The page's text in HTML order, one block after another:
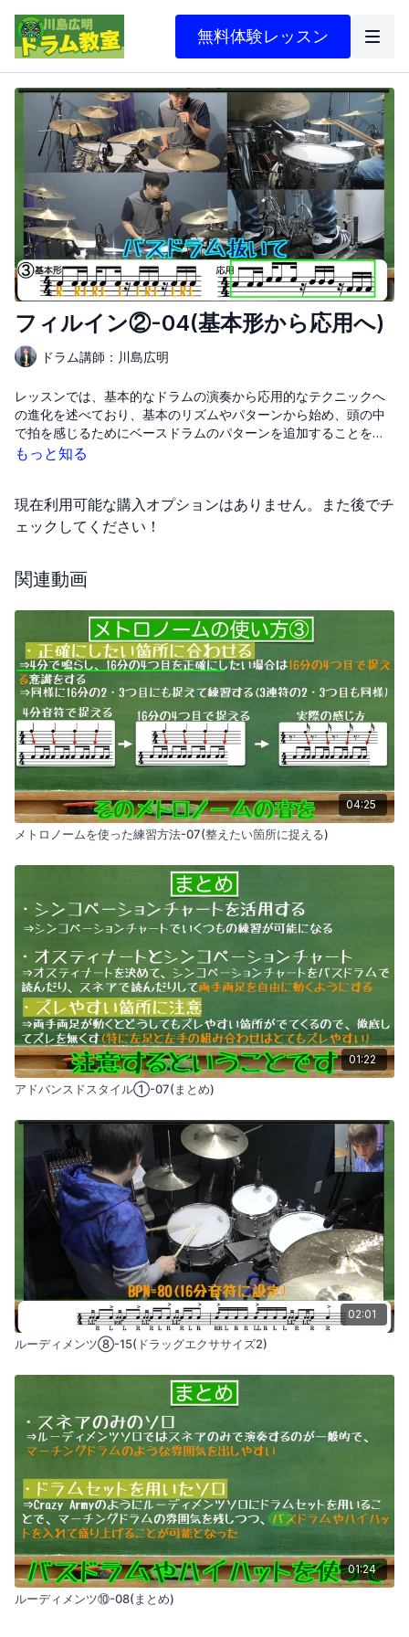
無料体験レッスン
フィルイン②-04(基本形から応用へ)
ドラム講師：川島広明
レッスンでは、基本的なドラムの演奏から応用的なテクニックへ
の進化を述べており、基本のリズムやパターンから始め、頭の中
で拍を感じるためにベースドラムのパターンを追加することを強
調しています。また、次の学習段階として高度なパターンが紹介
もっと知る
現在利用可能な購入オプションはありません。また後でチ
ェックしてください！
関連動画
04:25
メトロノームを使った練習方法-07(整えたい箇所に捉える)
01:22
アドバンスドスタイル①-07(まとめ)
02:01
ルーディメンツ⑧-15(ドラッグエクササイズ2)
01:24
ルーディメンツ⑩-08(まとめ)